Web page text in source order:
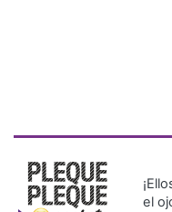
el